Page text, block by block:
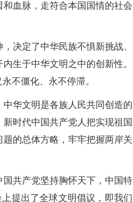
血脉，走符合本国国情的社会
决定了中华民族不惧新挑战、
生于中华文明之中的创新性。
不僵化、永不停滞。
华文明是各族人民共同创造的
时代中国共产党人把实现祖国
的总体方略，牢牢把握两岸关
共产党坚持胸怀天下，中国特
提出了全球文明倡议，即我们